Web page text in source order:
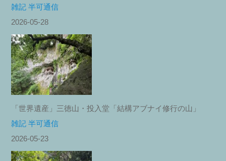
雑記 半可通信
2026-05-28
「世界遺産」三徳山・投入堂「結構アブナイ修行の山」
雑記 半可通信
2026-05-23